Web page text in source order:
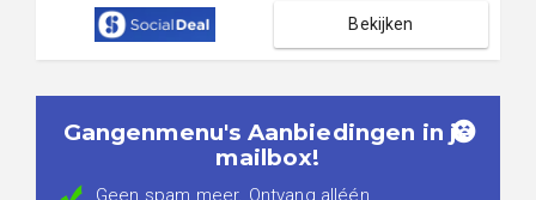
Bekijken
Gangenmenu's Aanbiedingen in je
mailbox!
Geen spam meer. Ontvang alléén